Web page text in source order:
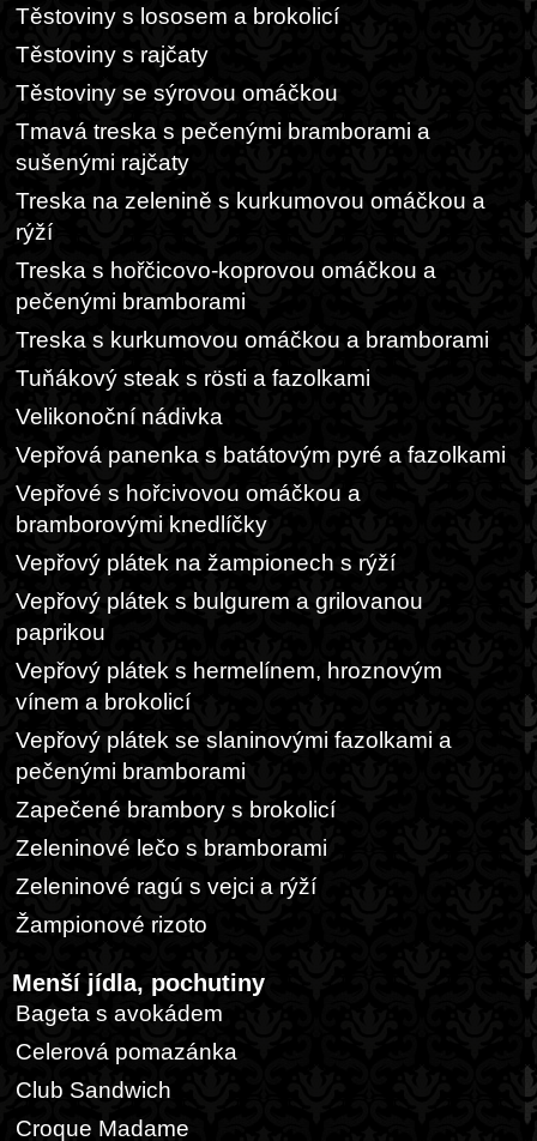
Těstoviny s lososem a brokolicí
Těstoviny s rajčaty
Těstoviny se sýrovou omáčkou
Tmavá treska s pečenými bramborami a
sušenými rajčaty
Treska na zelenině s kurkumovou omáčkou a
rýží
Treska s hořčicovo-koprovou omáčkou a
pečenými bramborami
Treska s kurkumovou omáčkou a bramborami
Tuňákový steak s rösti a fazolkami
Velikonoční nádivka
Vepřová panenka s batátovým pyré a fazolkami
Vepřové s hořcivovou omáčkou a
bramborovými knedlíčky
Vepřový plátek na žampionech s rýží
Vepřový plátek s bulgurem a grilovanou
paprikou
Vepřový plátek s hermelínem, hroznovým
vínem a brokolicí
Vepřový plátek se slaninovými fazolkami a
pečenými bramborami
Zapečené brambory s brokolicí
Zeleninové lečo s bramborami
Zeleninové ragú s vejci a rýží
Žampionové rizoto
Menší jídla, pochutiny
Bageta s avokádem
Celerová pomazánka
Club Sandwich
Croque Madame